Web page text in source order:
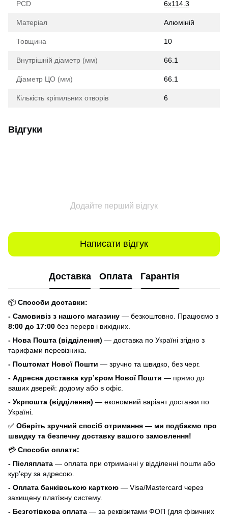
PCD 6х114.3
Матеріал Алюміній
Товщина 10
Внутрішній діаметр (мм) 66.1
Діаметр ЦО (мм) 66.1
Кількість кріпильних отворів 6
Відгуки
Додайте перший відгук
Написати відгук
Доставка Оплата Гарантія
📦 Способи доставки:
- Самовивіз з нашого магазину — безкоштовно. Працюємо з
8:00 до 17:00 без перерв і вихідних.
- Нова Пошта (відділення) — доставка по Україні згідно з
тарифами перевізника.
- Поштомат Нової Пошти — зручно та швидко, без черг.
- Адресна доставка кур’єром Нової Пошти — прямо до
ваших дверей: додому або в офіс.
- Укрпошта (відділення) — економний варіант доставки по
Україні.
✅ Оберіть зручний спосіб отримання — ми подбаємо про
швидку та безпечну доставку вашого замовлення!
💳 Способи оплати:
- Післяплата — оплата при отриманні у відділенні пошти або
кур’єру за адресою.
- Оплата банківською карткою — Visa/Mastercard через
захищену платіжну систему.
- Безготівкова оплата — за реквізитами ФОП (для фізичних